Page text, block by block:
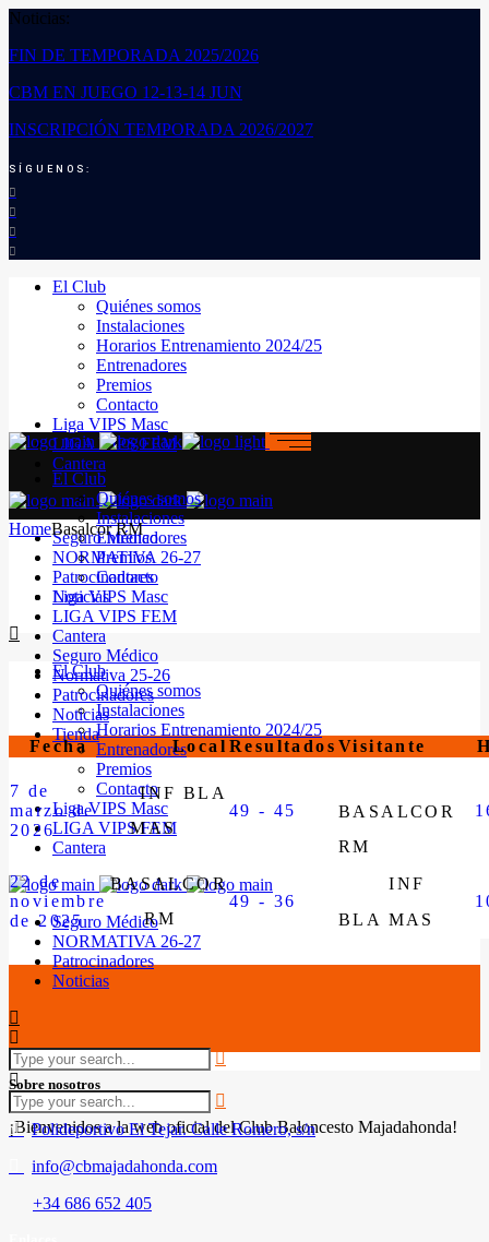
Noticias:
FIN DE TEMPORADA 2025/2026
CBM EN JUEGO 12-13-14 JUN
INSCRIPCIÓN TEMPORADA 2026/2027
SÍGUENOS:
El Club
Quiénes somos
Instalaciones
Horarios Entrenamiento 2024/25
Entrenadores
Premios
Contacto
Liga VIPS Masc
LIGA VIPS FEM
Cantera
Seguro Médico
NORMATIVA 26-27
Patrocinadores
Noticias
El Club
Quiénes somos
Instalaciones
Horarios Entrenamiento 2024/25
Entrenadores
Premios
Contacto
Liga VIPS Masc
LIGA VIPS FEM
Cantera
Seguro Médico
NORMATIVA 26-27
Patrocinadores
Noticias
El Club
Quiénes somos
Instalaciones
Entrenadores
Premios
Contacto
Liga VIPS Masc
LIGA VIPS FEM
Cantera
Seguro Médico
Normativa 25-26
Patrocinadores
Noticias
Tienda
HomeBasalcor RM
Fecha Local Resultados Visitante
7 de
marzo de
2026
INF BLA
MAS
49 - 45
BASALCOR
RM
22 de
noviembre
de 2025
BASALCOR
RM
49 - 36
INF
BLA MAS
Sobre nosotros
¡Bienvenidos a la web oficial del Club Baloncesto Majadahonda!
Polideportivo El Tejar. Calle Romero, s/n
info@cbmajadahonda.com
+34 686 652 405